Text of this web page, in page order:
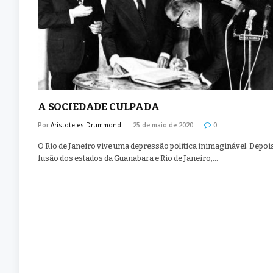
A SOCIEDADE CULPADA
Por Aristoteles Drummond 25 de maio de 2020 0
O Rio de Janeiro vive uma depressão política inimaginável.
fusão dos estados da Guanabara e Rio de Janeiro,…